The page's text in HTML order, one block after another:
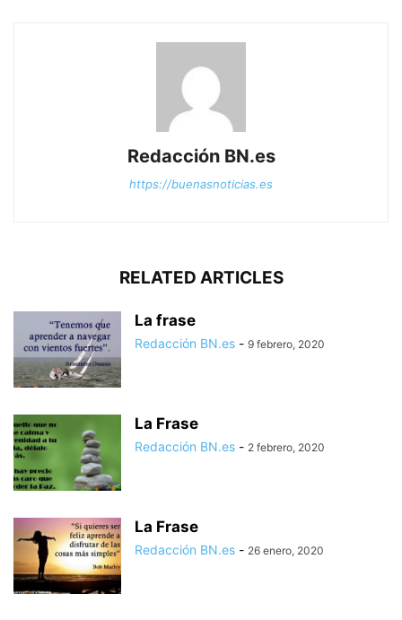
Redacción BN.es
https://buenasnoticias.es
RELATED ARTICLES
La frase
Redacción BN.es - 9 febrero, 2020
La Frase
Redacción BN.es - 2 febrero, 2020
La Frase
Redacción BN.es - 26 enero, 2020